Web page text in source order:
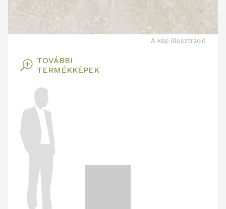
A kép illusztráció
T TOVÁBBI
TERMÉKKÉPEK